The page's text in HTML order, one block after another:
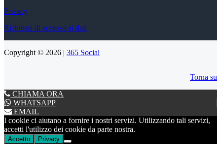
Privacy
Richiesta di accesso ai dati
Copyright © 2026 | 365 Social
Torna su
CHIAMA ORA
WHATSAPP
EMAIL
I cookie ci aiutano a fornire i nostri servizi. Utilizzando tali servizi,
accetti l'utilizzo dei cookie da parte nostra.
Accetto Privacy